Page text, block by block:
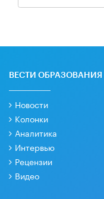
ВЕСТИ ОБРАЗОВАНИЯ
Новости
Колонки
Аналитика
Интервью
Рецензии
Видео